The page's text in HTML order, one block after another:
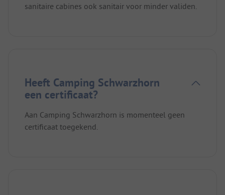
sanitaire cabines ook sanitair voor minder validen.
Heeft Camping Schwarzhorn
een certificaat?
Aan Camping Schwarzhorn is momenteel geen
certificaat toegekend.